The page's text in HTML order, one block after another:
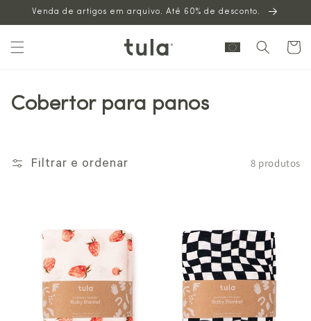
para o
Venda de artigos em arquivo. Até 60% de desconto.
Carrinho
Cobertor para panos
Filtrar e ordenar 8 produtos